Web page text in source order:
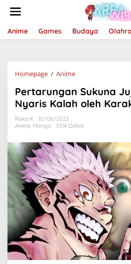
Anime Games Budaya
Homepage / AnimePertarungan
Jujutsu
Kaisen:
Nyaris
oleh
Ini
Pertarungan Sukuna
Nyaris Kalah oleh
Riska K
10/06/2023
Anime, Manga 3314 Dilihat